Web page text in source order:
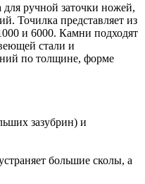
ручной заточки ножей,
Точилка представляет из
и 6000. Камни подходят
стали и
по толщине, форме
зазубрин) и
большие сколы, а